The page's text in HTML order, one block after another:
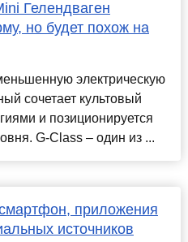
Гелендваген
но будет похож на
электрическую
сочетает культовый
и позиционируется
G-Class – один из ...
приложения
источников